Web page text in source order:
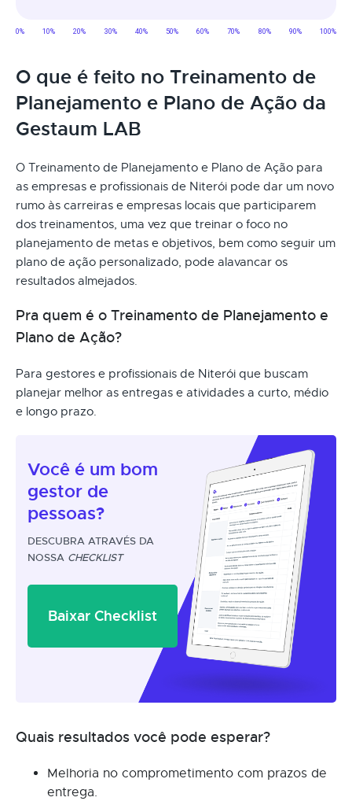
O que é feito no Treinamento de
Planejamento e Plano de Ação da
Gestaum LAB
O Treinamento de Planejamento e Plano de Ação para
as empresas e profissionais de Niterói pode dar um novo
rumo às carreiras e empresas locais que participarem
dos treinamentos, uma vez que treinar o foco no
planejamento de metas e objetivos, bem como seguir um
plano de ação personalizado, pode alavancar os
resultados almejados.
Pra quem é o Treinamento de Planejamento e
Plano de Ação?
Para gestores e profissionais de Niterói que buscam
planejar melhor as entregas e atividades a curto, médio
e longo prazo.
Você é um bom
gestor de
pessoas?
DESCUBRA ATRAVÉS DA
NOSSA CHECKLIST
Baixar Checklist
Quais resultados você pode esperar?
Melhoria no comprometimento com prazos de
entrega.